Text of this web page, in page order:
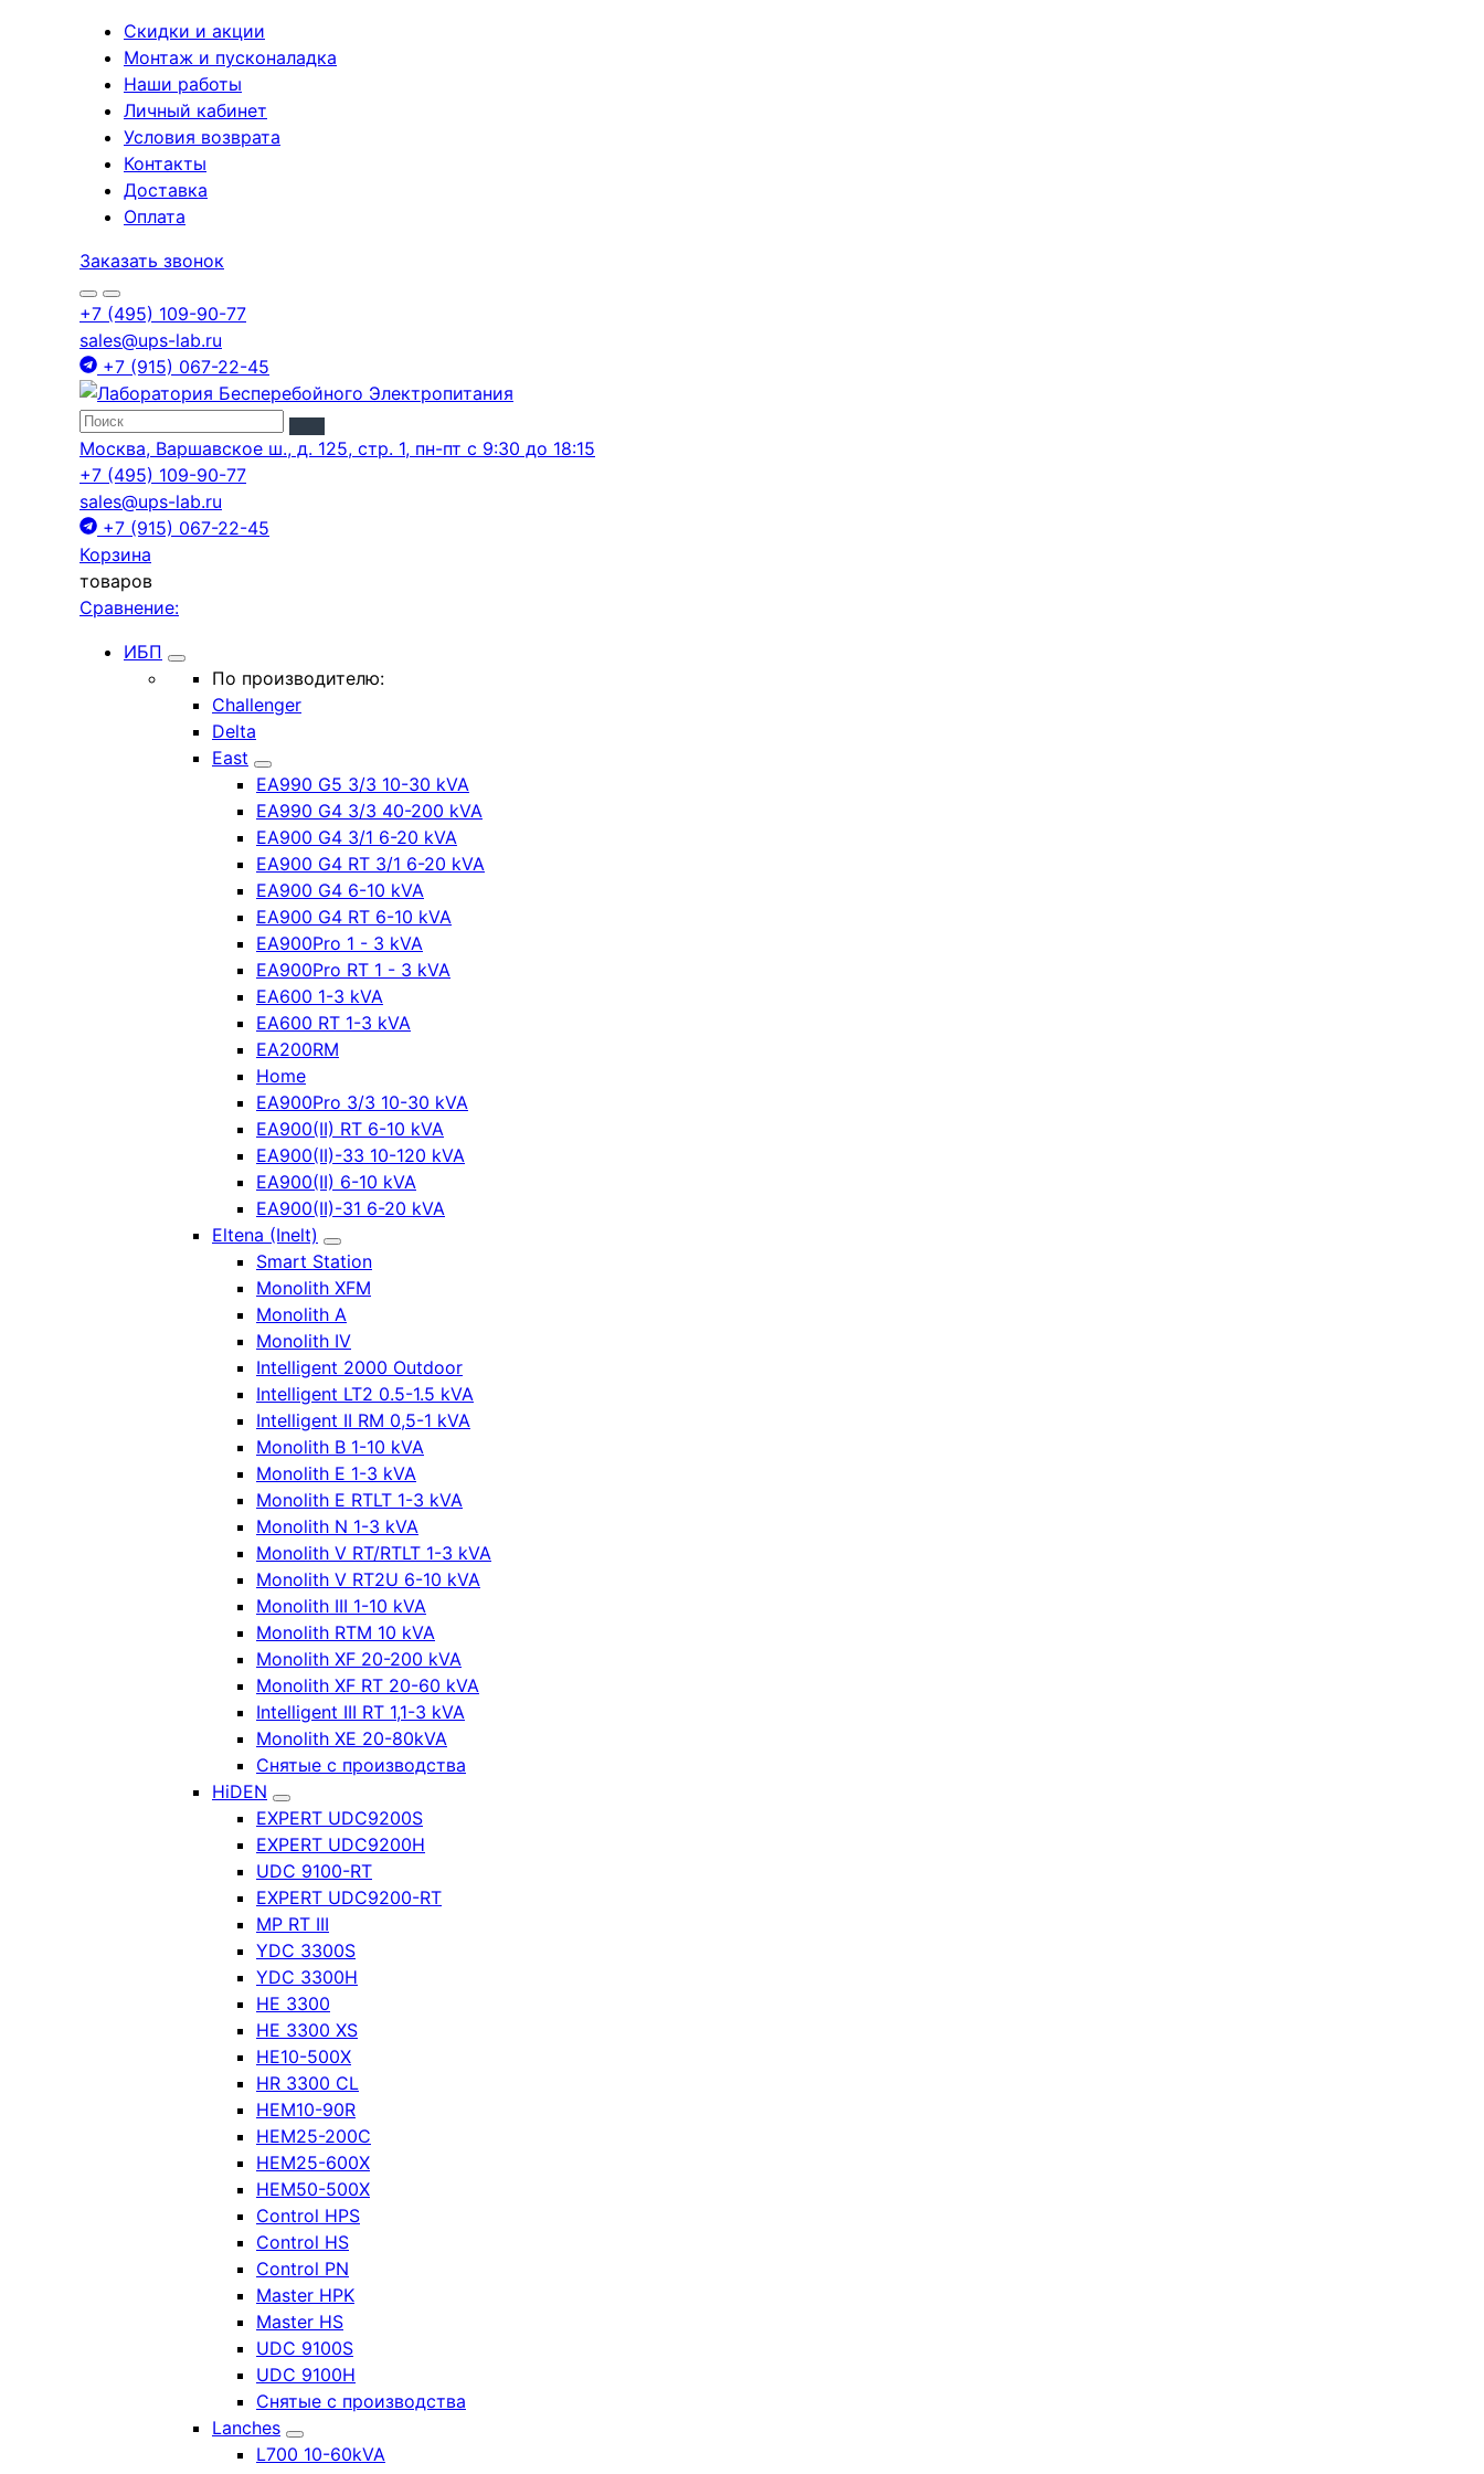
Скидки и акции
Монтаж и пусконаладка
Наши работы
Личный кабинет
Условия возврата
Контакты
Доставка
Оплата
Заказать звонок
+7 (495) 109-90-77
sales@ups-lab.ru
+7 (915) 067-22-45
Москва, Варшавское ш., д. 125, стр. 1, пн-пт с 9:30 до 18:15
+7 (495) 109-90-77
sales@ups-lab.ru
+7 (915) 067-22-45
Корзина
товаров
Сравнение:
ИБП
По производителю:
Challenger
Delta
East
EA990 G5 3/3 10-30 kVA
EA990 G4 3/3 40-200 kVA
EA900 G4 3/1 6-20 kVA
EA900 G4 RT 3/1 6-20 kVA
EA900 G4 6-10 kVA
EA900 G4 RT 6-10 kVA
EA900Pro 1 - 3 kVA
EA900Pro RT 1 - 3 kVA
EA600 1-3 kVA
EA600 RT 1-3 kVA
EA200RM
Home
EA900Pro 3/3 10-30 kVA
EA900(II) RT 6-10 kVA
EA900(II)-33 10-120 kVA
EA900(II) 6-10 kVA
EA900(II)-31 6-20 kVA
Eltena (Inelt)
Smart Station
Monolith XFM
Monolith A
Monolith IV
Intelligent 2000 Outdoor
Intelligent LT2 0.5-1.5 kVA
Intelligent II RM 0,5-1 kVA
Monolith B 1-10 kVA
Monolith E 1-3 kVA
Monolith E RTLT 1-3 kVA
Monolith N 1-3 kVA
Monolith V RT/RTLT 1-3 kVA
Monolith V RT2U 6-10 kVA
Monolith III 1-10 kVA
Monolith RTM 10 kVA
Monolith XF 20-200 kVA
Monolith XF RT 20-60 kVA
Intelligent III RT 1,1-3 kVA
Monolith XE 20-80kVA
Снятые с производства
HiDEN
EXPERT UDC9200S
EXPERT UDC9200H
UDC 9100-RT
EXPERT UDC9200-RT
MP RT III
YDC 3300S
YDC 3300H
HE 3300
HE 3300 XS
HE10-500X
HR 3300 CL
HEM10-90R
HEM25-200C
HEM25-600X
HEM50-500X
Control HPS
Control HS
Control PN
Master HPK
Master HS
UDC 9100S
UDC 9100H
Снятые с производства
Lanches
L700 10-60kVA